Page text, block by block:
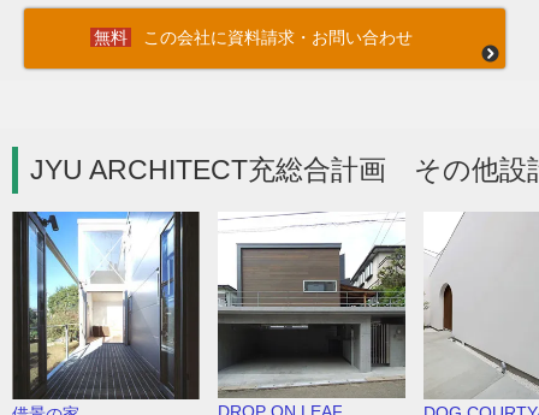
この会社に資料請求・お問い合わせ
JYU ARCHITECT充総合計画 その他